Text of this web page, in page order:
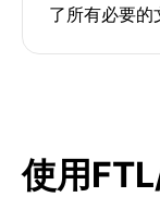
了所有必要的
使用